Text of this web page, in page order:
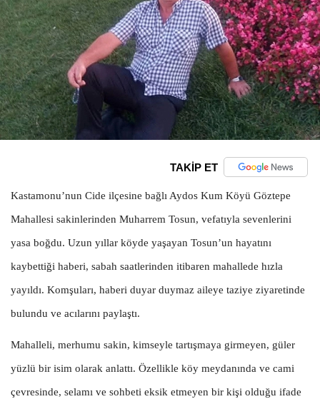
TAKİP ET
Kastamonu’nun Cide ilçesine bağlı Aydos Kum Köyü Göztepe
Mahallesi sakinlerinden Muharrem Tosun, vefatıyla sevenlerini
yasa boğdu. Uzun yıllar köyde yaşayan Tosun’un hayatını
kaybettiği haberi, sabah saatlerinden itibaren mahallede hızla
yayıldı. Komşuları, haberi duyar duymaz aileye taziye ziyaretinde
bulundu ve acılarını paylaştı.
Mahalleli, merhumu sakin, kimseyle tartışmaya girmeyen, güler
yüzlü bir isim olarak anlattı. Özellikle köy meydanında ve cami
çevresinde, selamı ve sohbeti eksik etmeyen bir kişi olduğu ifade